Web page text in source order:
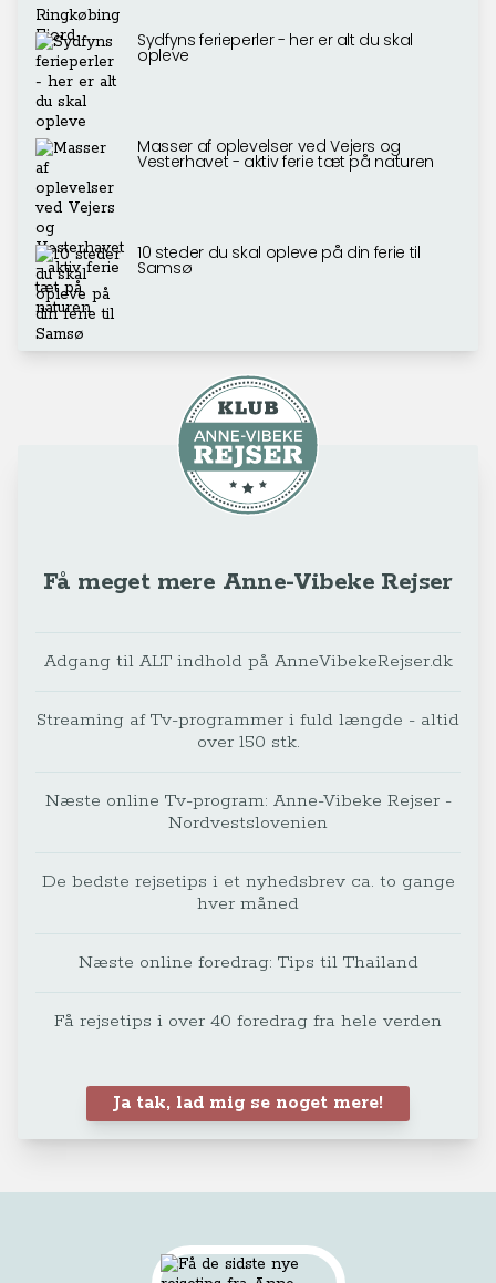
Sydfyns ferieperler - her er alt du skal
opleve
Masser af oplevelser ved Vejers og
Vesterhavet - aktiv ferie tæt på naturen
10 steder du skal opleve på din ferie til
Samsø
Få meget mere Anne-Vibeke Rejser
Adgang til ALT indhold på AnneVibekeRejser.dk
Streaming af Tv-programmer i fuld længde - altid
over 150 stk.
Næste online Tv-program: Anne-Vibeke Rejser -
Nordvestslovenien
De bedste rejsetips i et nyhedsbrev ca. to gange
hver måned
Næste online foredrag: Tips til Thailand
Få rejsetips i over 40 foredrag fra hele verden
Ja tak, lad mig se noget mere!